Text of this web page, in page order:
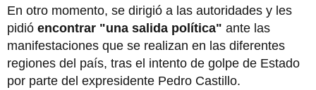
En otro momento, se dirigió a las autoridades y les
pidió encontrar "una salida política" ante las
manifestaciones que se realizan en las diferentes
regiones del país, tras el intento de golpe de Estado
por parte del expresidente Pedro Castillo.